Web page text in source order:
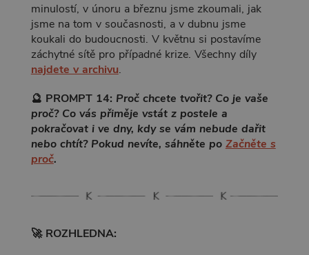
minulostí, v únoru a březnu jsme zkoumali, jak
jsme na tom v současnosti, a v dubnu jsme
koukali do budoucnosti. V květnu si postavíme
záchytné sítě pro případné krize. Všechny díly
najdete v archivu.
🔮 PROMPT 14: Proč chcete tvořit? Co je vaše
proč? Co vás přiměje vstát z postele a
pokračovat i ve dny, kdy se vám nebude dařit
nebo chtít? Pokud nevíte, sáhněte po Začněte s
proč.
🚀 ROZHLEDNA: